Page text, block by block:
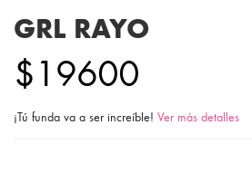
GRL RAYO
$19600
¡Tú funda va a ser increíble! Ver más detalles